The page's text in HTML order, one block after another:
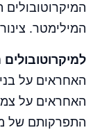
המיקרוטובולים
המילימטר.
האחראים על
האחראים על
התפרקותם של